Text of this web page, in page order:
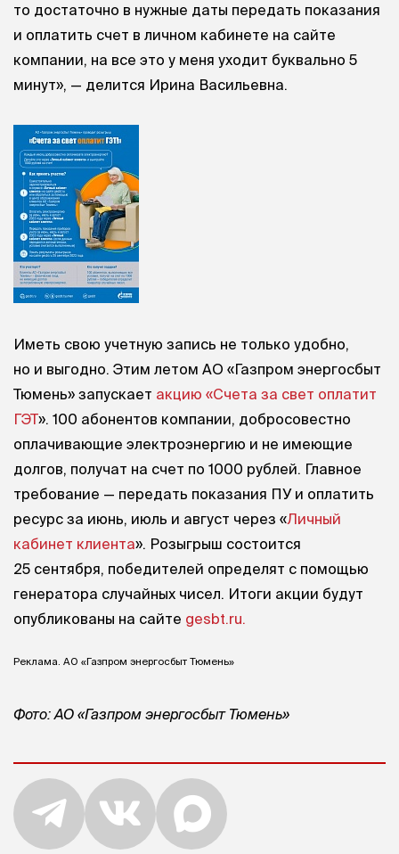
то достаточно в нужные даты передать показания
и оплатить счет в личном кабинете на сайте
компании, на все это у меня уходит буквально 5
минут», — делится Ирина Васильевна.
Иметь свою учетную запись не только удобно,
но и выгодно. Этим летом АО «Газпром энергосбыт
Тюмень» запускает акцию «Счета за свет оплатит
ГЭТ». 100 абонентов компании, добросовестно
оплачивающие электроэнергию и не имеющие
долгов, получат на счет по 1000 рублей. Главное
требование — передать показания ПУ и оплатить
ресурс за июнь, июль и август через «Личный
кабинет клиента». Розыгрыш состоится
25 сентября, победителей определят с помощью
генератора случайных чисел. Итоги акции будут
опубликованы на сайте gesbt.ru.
Реклама. АО «Газпром энергосбыт Тюмень»
Фото: АО «Газпром энергосбыт Тюмень»